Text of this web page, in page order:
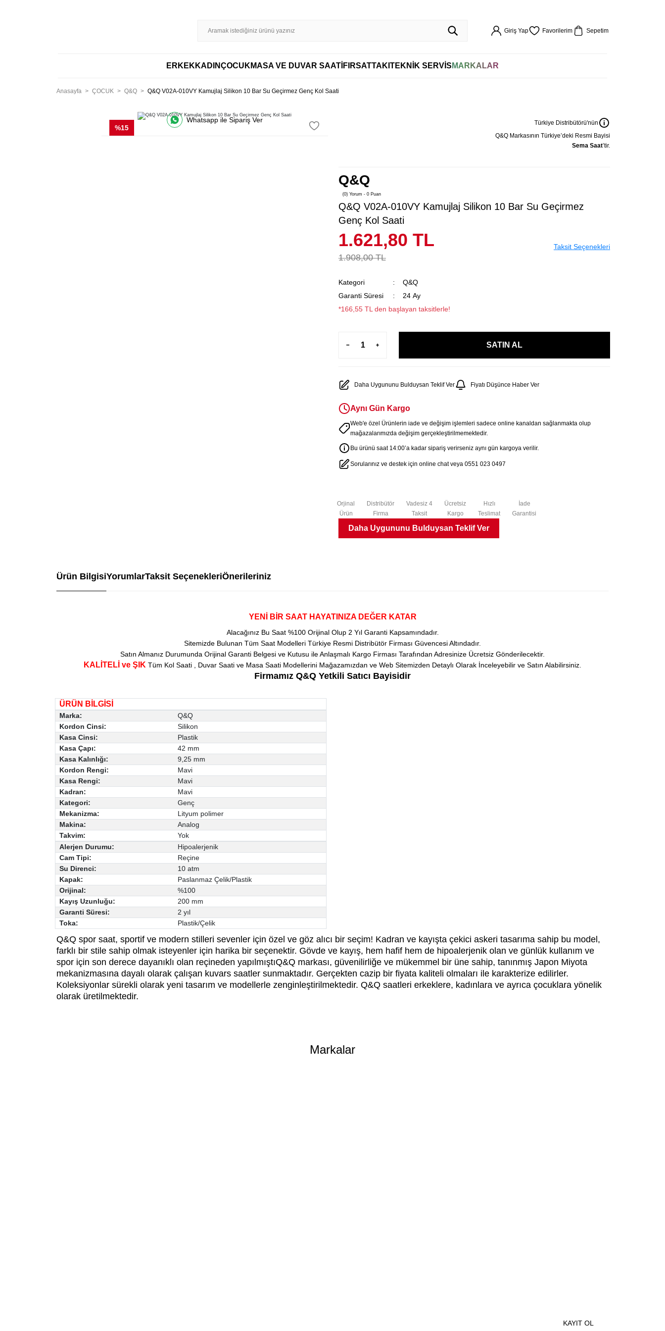
Giriş Yap
Favorilerim Sepetim
ERKEK KADINÇOCUK MASA VE DUVAR SAATİ FIRSATTAKI TEKNİK SERVİS MARKALAR
Anasayfa ÇOCUK Q&Q Q&Q V02A-010VY Kamujlaj Silikon 10 Bar Su Geçirmez Genç Kol Saati
%15
Whatsapp ile Sipariş Ver
Türkiye Distribütörü'nün
Q&Q Markasının Türkiye’deki Resmi Bayisi
Sema Saat’tir.
Q&Q
(0) Yorum - 0 Puan
Q&Q V02A-010VY Kamujlaj Silikon 10 Bar Su Geçirmez
Genç Kol Saati
1.621,80 TL
1.908,00 TL
Taksit Seçenekleri
Kategori
Q&Q
Garanti Süresi
24 Ay
*166,55 TL den başlayan taksitlerle!
SATIN AL
Daha Uygununu Bulduysan Teklif Ver Fiyatı Düşünce Haber Ver
Aynı Gün Kargo
Web'e özel Ürünlerin iade ve değişim işlemleri sadece online kanaldan sağlanmakta olup
mağazalarımızda değişim gerçekleştirilmemektedir.
Bu ürünü saat 14:00’a kadar sipariş verirseniz aynı gün kargoya verilir.
Sorularınız ve destek için online chat veya 0551 023 0497
Orjinal
Ürün
Distribütör
Firma
Vadesiz 4
Taksit
Ücretsiz
Kargo
Hızlı
Teslimat
İade
Garantisi
Daha Uygununu Bulduysan Teklif Ver
Ürün BilgisiYorumlarTaksit SeçenekleriÖnerileriniz
YENİ BİR SAAT HAYATINIZA DEĞER KATAR
Alacağınız Bu Saat %100 Orijinal Olup 2 Yıl Garanti Kapsamındadır.
Sitemizde Bulunan Tüm Saat Modelleri Türkiye Resmi Distribütör Firması Güvencesi Altındadır.
Satın Almanız Durumunda Orijinal Garanti Belgesi ve Kutusu ile Anlaşmalı Kargo Firması Tarafından Adresinize Ücretsiz Gönderilecektir.
KALİTELİ ve ŞIK Tüm Kol Saati , Duvar Saati ve Masa Saati Modellerini Mağazamızdan ve Web Sitemizden Detaylı Olarak İnceleyebilir ve Satın Alabilirsiniz.
Firmamız Q&Q Yetkili Satıcı Bayisidir
ÜRÜN BİLGİSİ
Marka:
Q&Q
Kordon Cinsi:
Silikon
Kasa Cinsi:
Plastik
Kasa Çapı:
42 mm
Kasa Kalınlığı:
9,25 mm
Kordon Rengi:
Mavi
Kasa Rengi:
Mavi
Kadran:
Mavi
Kategori:
Genç
Mekanizma:
Lityum polimer
Makina:
Analog
Takvim:
Yok
Alerjen Durumu:
Hipoalerjenik
Cam Tipi:
Reçine
Su Direnci:
10 atm
Kapak:
Paslanmaz Çelik/Plastik
Orijinal:
%100
Kayış Uzunluğu:
200 mm
Garanti Süresi:
2 yıl
Toka:
Plastik/Çelik
Q&Q spor saat, sportif ve modern stilleri sevenler için özel ve göz alıcı bir seçim! Kadran ve kayışta çekici askeri tasarıma sahip bu model,
farklı bir stile sahip olmak isteyenler için harika bir seçenektir. Gövde ve kayış, hem hafif hem de hipoalerjenik olan ve günlük kullanım ve
spor için son derece dayanıklı olan reçineden yapılmıştıQ&Q markası, güvenilirliğe ve mükemmel bir üne sahip, tanınmış Japon Miyota
mekanizmasına dayalı olarak çalışan kuvars saatler sunmaktadır. Gerçekten cazip bir fiyata kaliteli olmaları ile karakterize edilirler.
Koleksiyonlar sürekli olarak yeni tasarım ve modellerle zenginleştirilmektedir. Q&Q saatleri erkeklere, kadınlara ve ayrıca çocuklara yönelik
olarak üretilmektedir.
Markalar
KAYIT OL